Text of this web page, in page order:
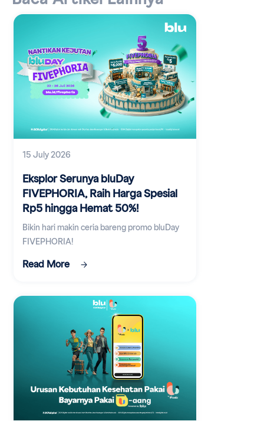
15 July 2026
Eksplor Serunya bluDay
FIVEPHORIA, Raih Harga Spesial
Rp5 hingga Hemat 50%!
Bikin hari makin ceria bareng promo bluDay
FIVEPHORIA!
Read More